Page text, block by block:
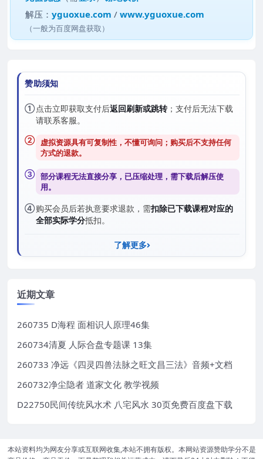
解压：yguoxue.com /www.yguoxue.com
（一般为百度网盘获取）
赞助须知
① 点击立即获取支付后返回刷新或跳转；支付后无法下载
请联系客服。
② 虚拟资源具有可复制性，不懂可询问；购买后不支持任何
方式的退款。
③ 部分课程无法直接分享，已压缩处理，需下载后解压使
用。
④购买会员后若执意要求退款，需扣除已下载课程对应的
全部实际学分抵扣。
了解更多
近期文章
260735 D海程 面相识人原理46集
260734清夏 人际合盘专题课 13集
260733 净远《四灵四兽法脉之旺文昌三法》音频+文档
260732净尘隐者 道家文化 教学视频
D22750民间传统风水术 八宅风水 30页免费百度盘下载
本站资料均为网友分享或互联网收集,本站不拥有版权。本网站资源赞助学分不是